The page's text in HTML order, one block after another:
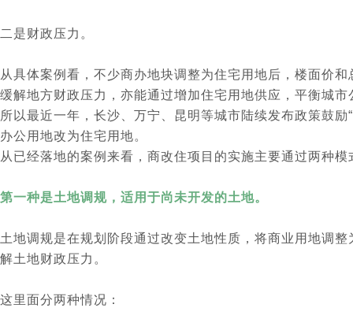
二是财政压力。
从具体案例看，不少商办地块调整为住宅用地后，楼面价
缓解地方财政压力，亦能通过增加住宅用地供应，平衡城市
所以最近一年，长沙、万宁、昆明等城市陆续发布政策鼓
办公用地改为住宅用地。
从已经落地的案例来看，商改住项目的实施主要通过两种模
第一种是土地调规，适用于尚未开发的土地。
土地调规是在规划阶段通过改变土地性质，将商业用地调
解土地财政压力。
这里面分两种情况：